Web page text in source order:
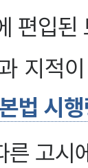
편입
지적
법 시행
른 고시